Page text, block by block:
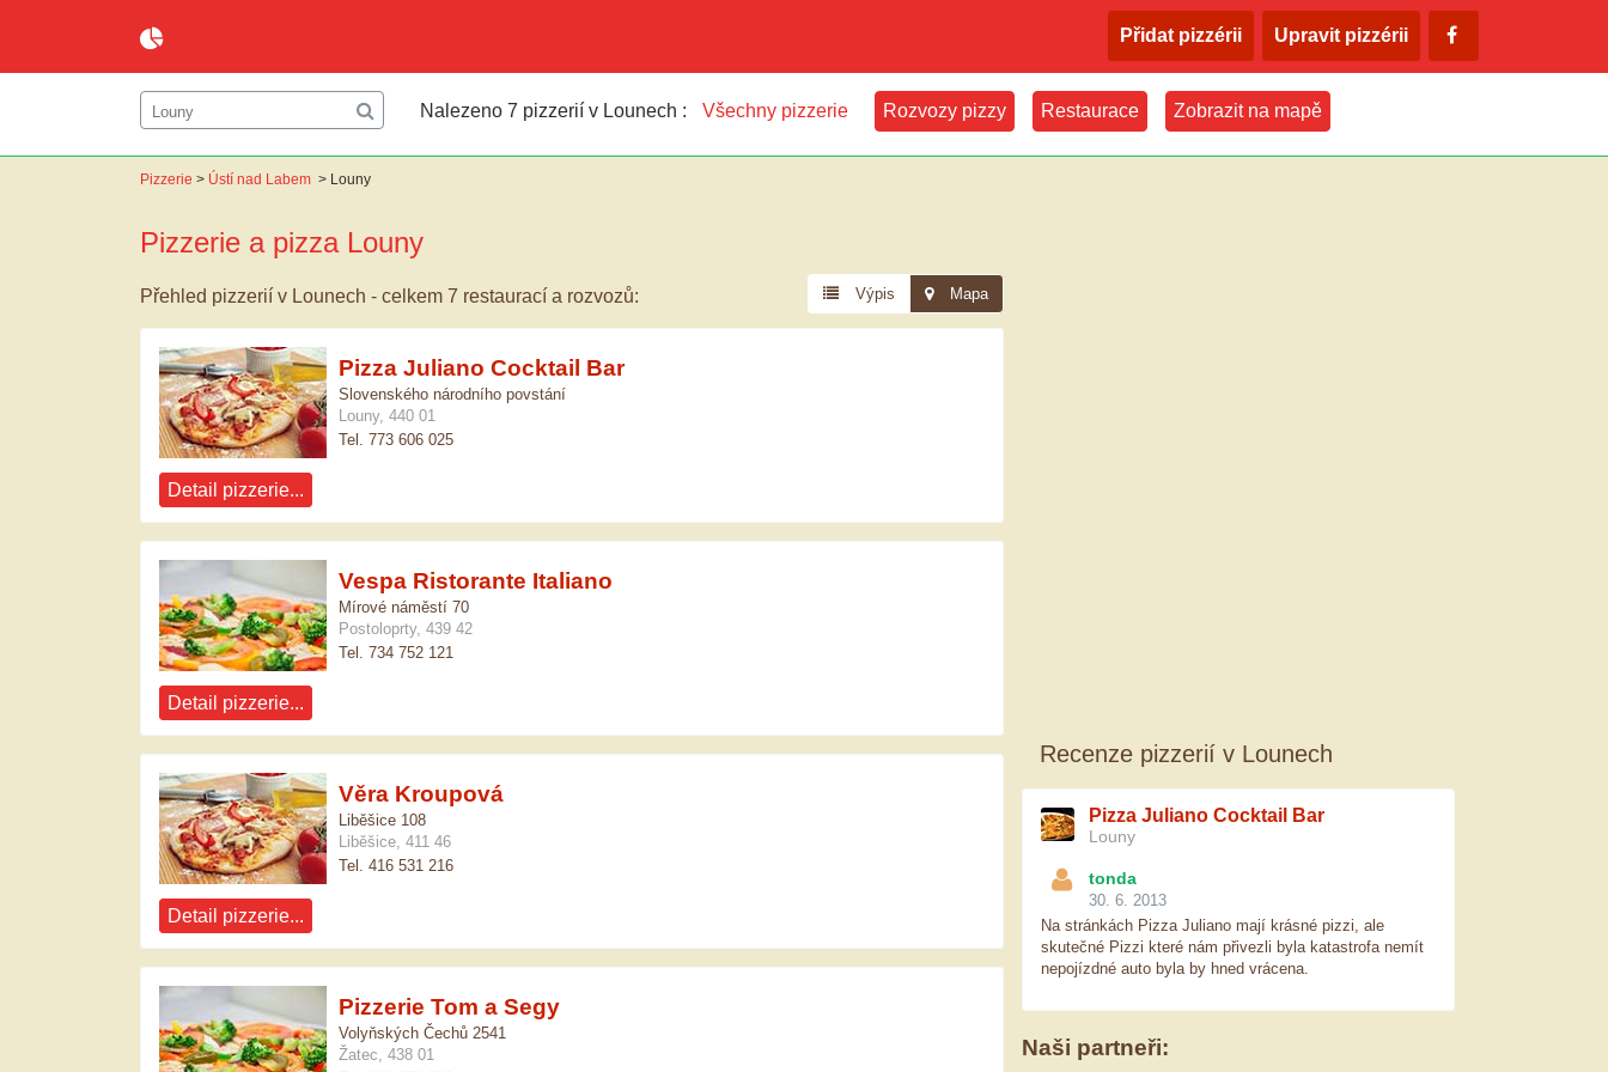
Přidat pizzérii Upravit pizzérii
Nalezeno 7 pizzerií v Lounech : Všechny pizzerie Rozvozy pizzy Restaurace Zobrazit na mapě
Pizzerie > Ústí nad Labem > Louny
Pizzerie a pizza Louny
Přehled pizzerií v Lounech - celkem 7 restaurací a rozvozů: Výpis Mapa
Pizza Juliano Cocktail Bar
Slovenského národního povstání
Louny, 440 01
Tel. 773 606 025
Detail pizzerie...
Vespa Ristorante Italiano
Mírové náměstí 70
Postoloprty, 439 42
Tel. 734 752 121
Detail pizzerie...
Věra Kroupová
Liběšice 108
Liběšice, 411 46
Tel. 416 531 216
Detail pizzerie...
Pizzerie Tom a Segy
Volyňských Čechů 2541
Žatec, 438 01
Recenze pizzerií v Lounech
Pizza Juliano Cocktail Bar
Louny
tonda
30. 6. 2013
Na stránkách Pizza Juliano mají krásné pizzi, ale
skutečné Pizzi které nám přivezli byla katastrofa nemít
nepojízdné auto byla by hned vrácena.
Naši partneři: